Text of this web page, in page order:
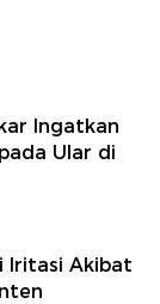
Ingatkan
Ular di
Iritasi Akibat